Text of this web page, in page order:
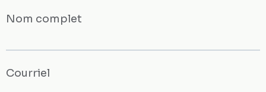
Nom complet
Courriel